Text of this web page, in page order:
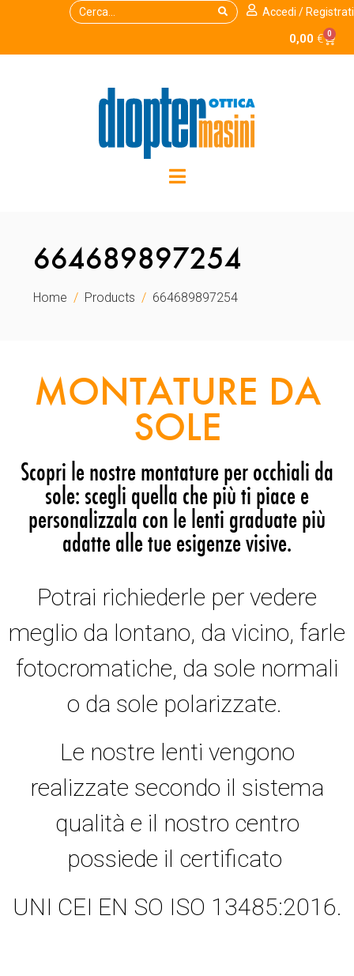
Accedi / Registrati
0,00 € 0
664689897254
Home Products 664689897254
MONTATURE DA
SOLE
Scopri le nostre montature per occhiali da
sole: scegli quella che più ti piace e
personalizzala con le lenti graduate più
adatte alle tue esigenze visive.
Potrai richiederle per vedere
meglio da lontano, da vicino, farle
fotocromatiche, da sole normali
o da sole polarizzate.
Le nostre lenti vengono
realizzate secondo il sistema
qualità e il nostro centro
possiede il certificato
UNI CEI EN SO ISO 13485:2016.